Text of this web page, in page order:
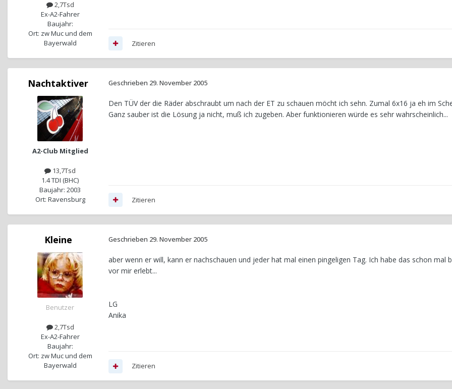
2,7Tsd
Ex-A2-Fahrer
Baujahr:
Ort: zw Muc und dem
Bayerwald
Zitieren
Nachtaktiver
A2-Club Mitglied
13,7Tsd
1.4 TDI (BHC)
Baujahr: 2003
Ort: Ravensburg
Geschrieben 29. November 2005
Den TÜV der die Räder abschraubt um nach der ET zu schauen möcht ich sehn. Zumal 6x16 ja eh im
Ganz sauber ist die Lösung ja nicht, muß ich zugeben. Aber funktionieren würde es sehr wahrscheinlich...
Zitieren
Kleine
Benutzer
2,7Tsd
Ex-A2-Fahrer
Baujahr:
Ort: zw Muc und dem
Bayerwald
Geschrieben 29. November 2005
aber wenn er will, kann er nachschauen und jeder hat mal einen pingeligen Tag. Ich habe das schon mal
vor mir erlebt...
LG
Anika
Zitieren